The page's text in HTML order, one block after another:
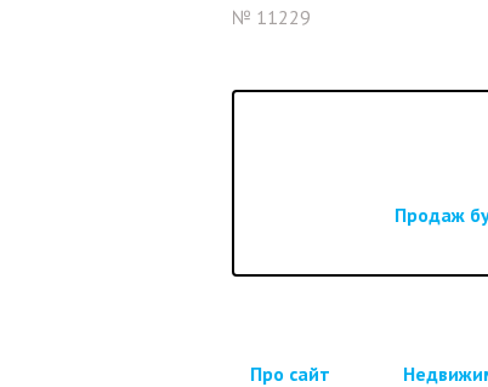
№ 11229
Продаж
Про сайт